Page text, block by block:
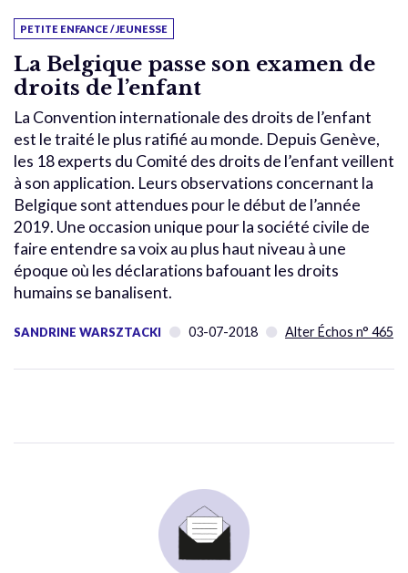
PETITE ENFANCE / JEUNESSE
La Belgique passe son examen de
droits de l’enfant
La Convention internationale des droits de l’enfant
est le traité le plus ratifié au monde. Depuis Genève,
les 18 experts du Comité des droits de l’enfant veillent
à son application. Leurs observations concernant la
Belgique sont attendues pour le début de l’année
2019. Une occasion unique pour la société civile de
faire entendre sa voix au plus haut niveau à une
époque où les déclarations bafouant les droits
humains se banalisent.
SANDRINE WARSZTACKI 03-07-2018 Alter Échos n° 465